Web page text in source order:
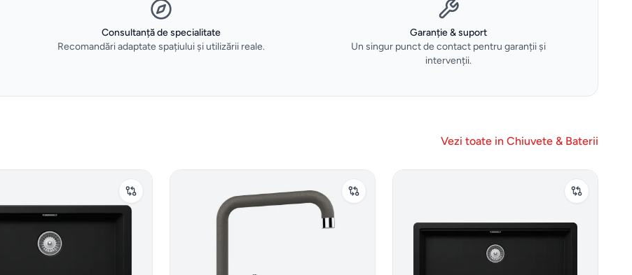
Consultanță de specialitate
Recomandări adaptate spațiului și utilizării reale.
Garanție & suport
Un singur punct de contact pentru garanții și
intervenții.
Vezi toate in Chiuvete & Baterii